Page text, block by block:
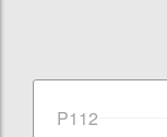
P112